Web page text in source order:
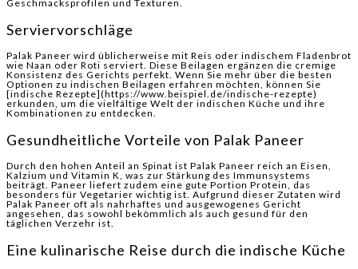
Geschmacksprofilen und Texturen.
Serviervorschläge
Palak Paneer wird üblicherweise mit Reis oder indischem Fladenbrot
wie Naan oder Roti serviert. Diese Beilagen ergänzen die cremige
Konsistenz des Gerichts perfekt. Wenn Sie mehr über die besten
Optionen zu indischen Beilagen erfahren möchten, können Sie
[indische Rezepte](https://www.beispiel.de/indische-rezepte)
erkunden, um die vielfältige Welt der indischen Küche und ihre
Kombinationen zu entdecken.
Gesundheitliche Vorteile von Palak Paneer
Durch den hohen Anteil an Spinat ist Palak Paneer reich an Eisen,
Kalzium und Vitamin K, was zur Stärkung des Immunsystems
beiträgt. Paneer liefert zudem eine gute Portion Protein, das
besonders für Vegetarier wichtig ist. Aufgrund dieser Zutaten wird
Palak Paneer oft als nahrhaftes und ausgewogenes Gericht
angesehen, das sowohl bekömmlich als auch gesund für den
täglichen Verzehr ist.
Eine kulinarische Reise durch die indische Küche